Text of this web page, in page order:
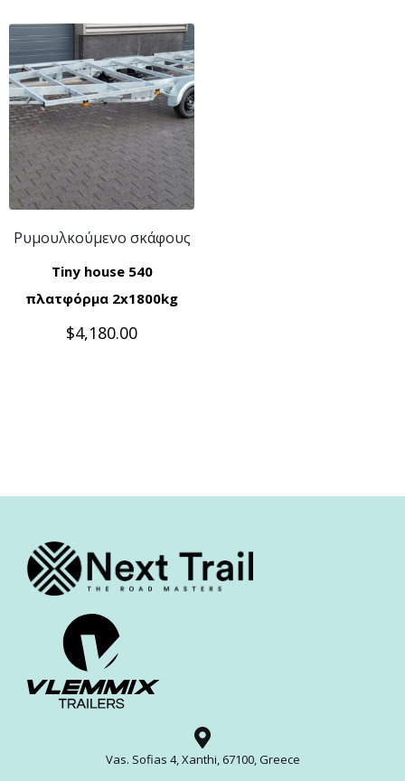
Ρυμουλκούμενο σκάφους
Tiny house 540
πλατφόρμα 2x1800kg
$4,180.00
Vas. Sofias 4, Xanthi, 67100, Greece